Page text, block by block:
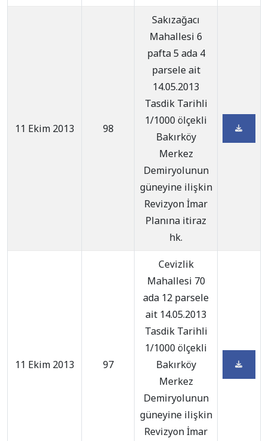
11 Ekim 2013 98
Sakızağacı
Mahallesi 6
pafta 5 ada 4
parsele ait
14.05.2013
Tasdik Tarihli
1/1000 ölçekli
Bakırköy
Merkez
Demiryolunun
güneyine ilişkin
Revizyon İmar
Planına itiraz
hk.
11 Ekim 2013 97
Cevizlik
Mahallesi 70
ada 12 parsele
ait 14.05.2013
Tasdik Tarihli
1/1000 ölçekli
Bakırköy
Merkez
Demiryolunun
güneyine ilişkin
Revizyon İmar